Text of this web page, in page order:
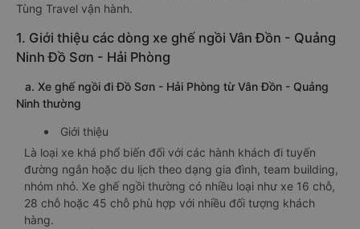
Tùng Travel vận hành.
1. Giới thiệu các dòng xe ghế ngồi Vân Đồn - Quảng
Ninh Đồ Sơn - Hải Phòng
a. Xe ghế ngồi đi Đồ Sơn - Hải Phòng từ Vân Đồn - Quảng
Ninh thường
Giới thiệu
Là loại xe khá phổ biến đối với các hành khách đi tuyến
đường ngắn hoặc du lịch theo dạng gia đình, team building,
nhóm nhỏ. Xe ghế ngồi thường có nhiều loại như xe 16 chỗ,
28 chỗ hoặc 45 chỗ phù hợp với nhiều đối tượng khách
hàng.